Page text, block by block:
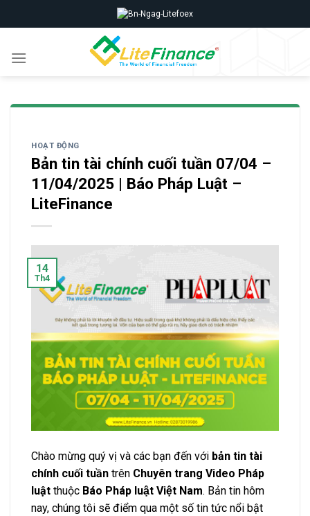
to
HOẠT ĐỘNG
Bản tin tài chính cuối tuần 07/04 –
11/04/2025 | Báo Pháp Luật –
LiteFinance
14
Th4
Chào mừng quý vị và các bạn đến với bản tin tài
chính cuối tuần trên Chuyên trang Video Pháp
luật thuộc Báo Pháp luật Việt Nam. Bản tin hôm
nay, chúng tôi sẽ điểm qua một số tin tức nổi bật